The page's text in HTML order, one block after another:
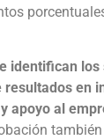
identifican los
en
apoyo al